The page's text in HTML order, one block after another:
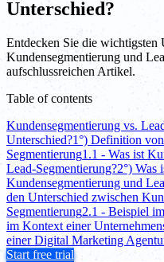
Unterschied?
Entdecken Sie die wichtigsten
Kundensegmentierung und
aufschlussreichen Artikel.
Table of contents
Kundensegmentierung vs.
Unterschied?1°) Definition
Segmentierung1.1 - Was ist
Lead-Segmentierung?2°) Was
Kundensegmentierung und
den Unterschied zwischen
Segmentierung2.1 - Beispiel
im Kontext einer
einer Digital Marketing
Start free trial